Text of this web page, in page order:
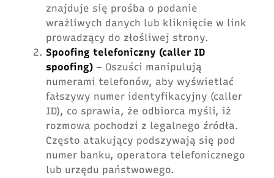
znajduje się prośba o podanie
wrażliwych danych lub kliknięcie w link
prowadzący do złośliwej strony.
Spoofing telefoniczny (caller ID
spoofing) – Oszuści manipulują
numerami telefonów, aby wyświetlać
fałszywy numer identyfikacyjny (caller
ID), co sprawia, że odbiorca myśli, iż
rozmowa pochodzi z legalnego źródła.
Często atakujący podszywają się pod
numer banku, operatora telefonicznego
lub urzędu państwowego.